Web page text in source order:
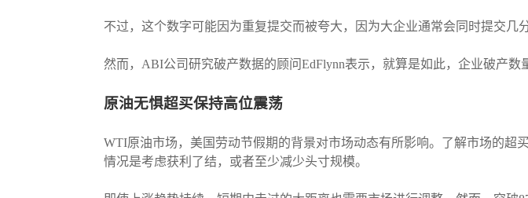
不过，这个数字可能因为重复提交而被夸大，因为大企业通常会同时提交几
然而，ABI公司研究破产数据的顾问EdFlynn表示，就算是如此，企业破产数
原油无惧超买保持高位震荡
WTI原油市场，美国劳动节假期的背景对市场动态有所影响。了解市场的
情况是考虑获利了结，或者至少减少头寸规模。